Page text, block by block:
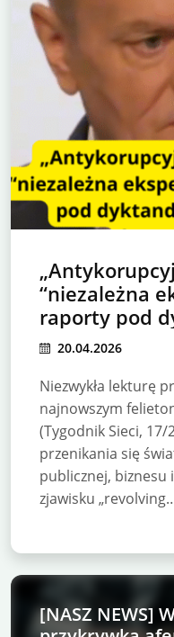
“niezależna
raporty pod
poniesie
20.04.2026
Niezwykła lekturę
najnowszym
(Tygodnik Sieci,
przenikania się
publicznej,
zjawisku
[NASZ NEWS]